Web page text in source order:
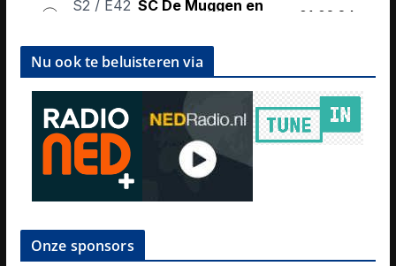
Nu ook te beluisteren via
Onze sponsors